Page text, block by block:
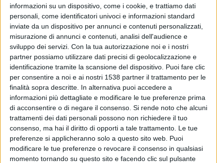
informazioni su un dispositivo, come i cookie, e trattiamo dati
personali, come identificatori univoci e informazioni standard
inviate da un dispositivo per annunci e contenuti personalizzati,
misurazione di annunci e contenuti, analisi dell'audience e
sviluppo dei servizi. Con la tua autorizzazione noi e i nostri
partner possiamo utilizzare dati precisi di geolocalizzazione e
identificazione tramite la scansione del dispositivo. Puoi fare clic
per consentire a noi e ai nostri 1538 partner il trattamento per le
finalità sopra descritte. In alternativa puoi accedere a
informazioni più dettagliate e modificare le tue preferenze prima
di acconsentire o di negare il consenso. Si rende noto che alcuni
trattamenti dei dati personali possono non richiedere il tuo
consenso, ma hai il diritto di opporti a tale trattamento. Le tue
preferenze si applicheranno solo a questo sito web. Puoi
modificare le tue preferenze o revocare il consenso in qualsiasi
momento tornando su questo sito e facendo clic sul pulsante